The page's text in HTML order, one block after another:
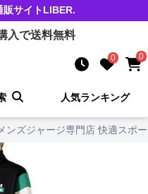
販サイトLIBER.
入で送料無料
0 0
人気ランキング
メンズジャージ専門店 快適スポ